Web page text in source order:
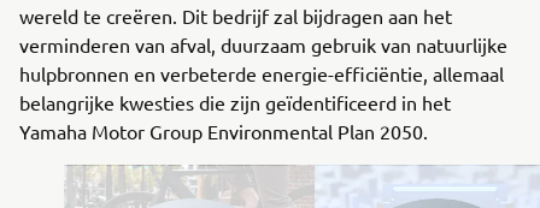
wereld te creëren. Dit bedrijf zal bijdragen aan het
verminderen van afval, duurzaam gebruik van natuurlijke
hulpbronnen en verbeterde energie-efficiëntie, allemaal
belangrijke kwesties die zijn geïdentificeerd in het
Yamaha Motor Group Environmental Plan 2050.